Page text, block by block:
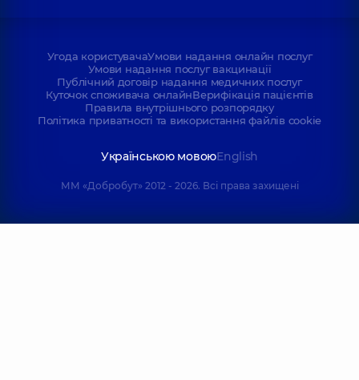
Угода користувачаУмови надання онлайн послуг
Умови надання послуг вакцинації
Публічний договір надання медичних послуг
Куточок споживача онлайнВерифікація пацієнтів
Правила внутрішнього розпорядку
Політика приватності та використання файлів cookie
Українською мовоюEnglish
ММ «Добробут» 2012 - 2026. Всі права захищені